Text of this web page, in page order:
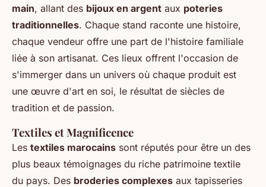
main, allant des bijoux en argent aux poteries
traditionnelles. Chaque stand raconte une histoire,
chaque vendeur offre une part de l'histoire familiale
liée à son artisanat. Ces lieux offrent l'occasion de
s'immerger dans un univers où chaque produit est
une œuvre d'art en soi, le résultat de siècles de
tradition et de passion.
Textiles et Magnificence
Les textiles marocains sont réputés pour être un des
plus beaux témoignages du riche patrimoine textile
du pays. Des broderies complexes aux tapisseries